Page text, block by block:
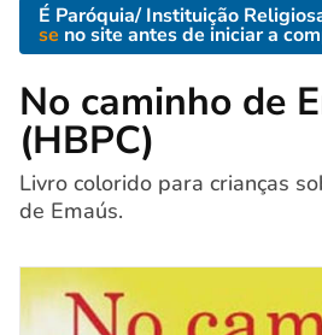
É Paróquia/ Instituição
se no site antes de iniciar a
No caminho de
(HBPC)
Livro colorido para crianças
de Emaús.